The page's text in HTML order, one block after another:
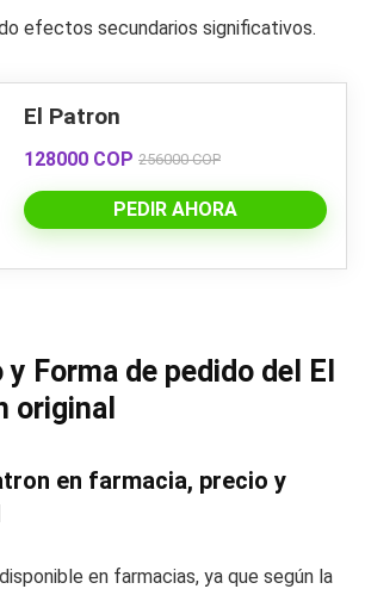
efectos secundarios significativos.
El Patron
128000 COP 256000 COP
PEDIR AHORA
y Forma de pedido del El
original
en farmacia, precio y
en farmacias, ya que según la